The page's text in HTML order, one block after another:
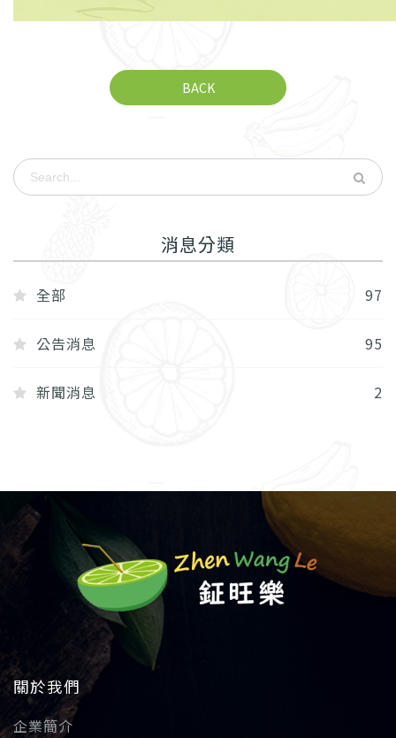
BACK
消息分類
全部 97
公告消息 95
新聞消息 2
關於我們
企業簡介